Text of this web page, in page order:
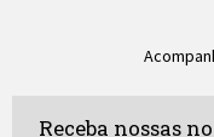
Receba nossas